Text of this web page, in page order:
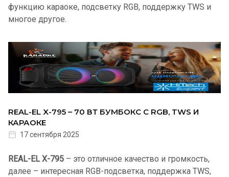
функцию караоке, подсветку RGB, поддержку TWS и
многое другое.
REAL-EL X-795 – 70 ВТ БУМБОКС С RGB, TWS И
КАРАОКЕ
17 сентября 2025
REAL-EL X-795 – это отличное качество и громкость,
далее – интересная RGB-подсветка, поддержка TWS,